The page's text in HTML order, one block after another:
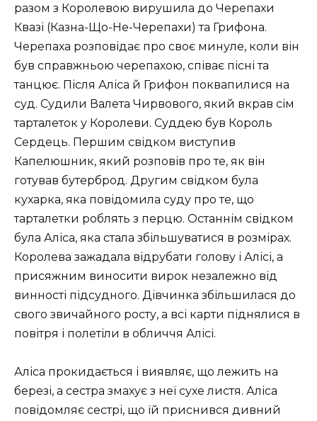
разом з Королевою вирушила до Черепахи
Квазі (Казна-Що-Не-Черепахи) та Грифона.
Черепаха розповідає про своє минуле, коли він
був справжньою черепахою, співає пісні та
танцює. Після Аліса й Грифон поквапилися на
суд. Судили Валета Чирвового, який вкрав сім
тарталеток у Королеви. Суддею був Король
Сердець. Першим свідком виступив
Капелюшник, який розповів про те, як він
готував бутерброд. Другим свідком була
кухарка, яка повідомила суду про те, що
тарталетки роблять з перцю. Останнім свідком
була Аліса, яка стала збільшуватися в розмірах.
Королева зажадала відрубати голову і Алісі, а
присяжним виносити вирок незалежно від
винності підсудного. Дівчинка збільшилася до
свого звичайного росту, а всі карти піднялися в
повітря і полетіли в обличчя Алісі.
Аліса прокидається і виявляє, що лежить на
березі, а сестра змахує з неї сухе листя. Аліса
повідомляє сестрі, що їй приснився дивний